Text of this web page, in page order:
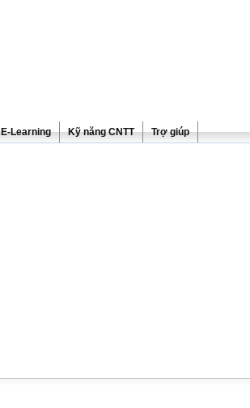
E-Learning Kỹ năng CNTT Trợ giúp